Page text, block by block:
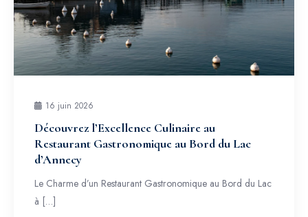
16 juin 2026
Découvrez l’Excellence Culinaire au
Restaurant Gastronomique au Bord du Lac
d’Annecy
Le Charme d’un Restaurant Gastronomique au Bord du Lac
à […]